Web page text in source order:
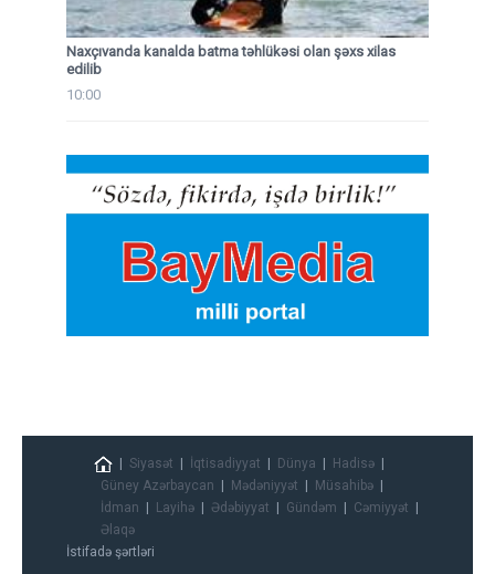
Naxçıvanda kanalda batma təhlükəsi olan şəxs xilas
edilib
10:00
Siyasət İqtisadiyyat Dünya
Hadisə
Güney Azərbaycan
Mədəniyyət
Müsahibə
İdman
Layihə Ədəbiyyat Gündəm
Cəmiyyət
Əlaqə
İstifadə şərtləri